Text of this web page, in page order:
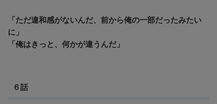
「ただ違和感がないんだ、前から俺の一部だったみたい
に」
「俺はきっと、何かが違うんだ」
６話